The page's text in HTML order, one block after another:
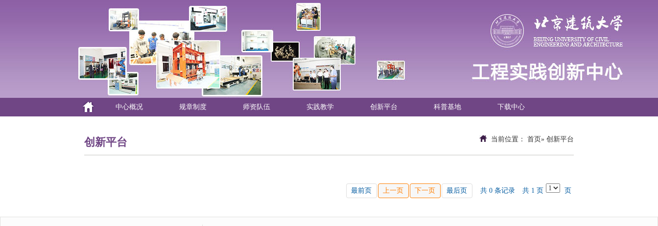
中心概况 规章制度 师资队伍 实践教学 创新平台 科普基地 下载中心
创新平台 当前位置： 首页» 创新平台
最前页 上一页 下一页 最后页 共 0 条记录 共 1 页 页